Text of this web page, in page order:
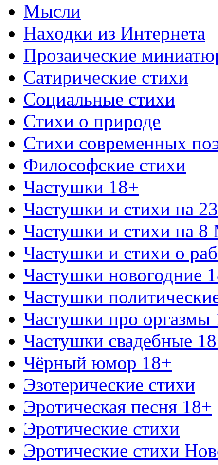
Мысли
Находки из Интернета
Прозаические
Сатирические стихи
Социальные стихи
Стихи о природе
Стихи современных
Философские стихи
Частушки 18+
Частушки и стихи на
Частушки и стихи на 8
Частушки и стихи о
Частушки новогодние
Частушки
Частушки про оргазмы
Частушки свадебные
Чёрный юмор 18+
Эзотерические стихи
Эротическая песня 18+
Эротические стихи
Эротические стихи